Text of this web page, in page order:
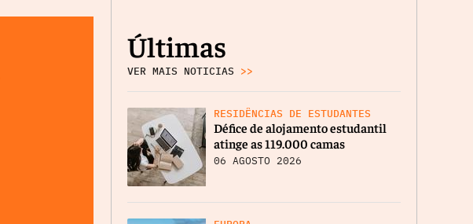
Últimas
VER MAIS NOTICIAS >>
RESIDÊNCIAS DE ESTUDANTES
Défice de alojamento estudantil
atinge as 119.000 camas
06 AGOSTO 2026